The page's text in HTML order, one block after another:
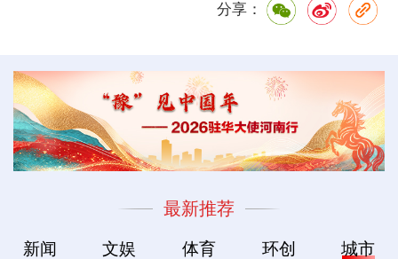
分享：
最新推荐
新闻 文娱 体育 环创 城市